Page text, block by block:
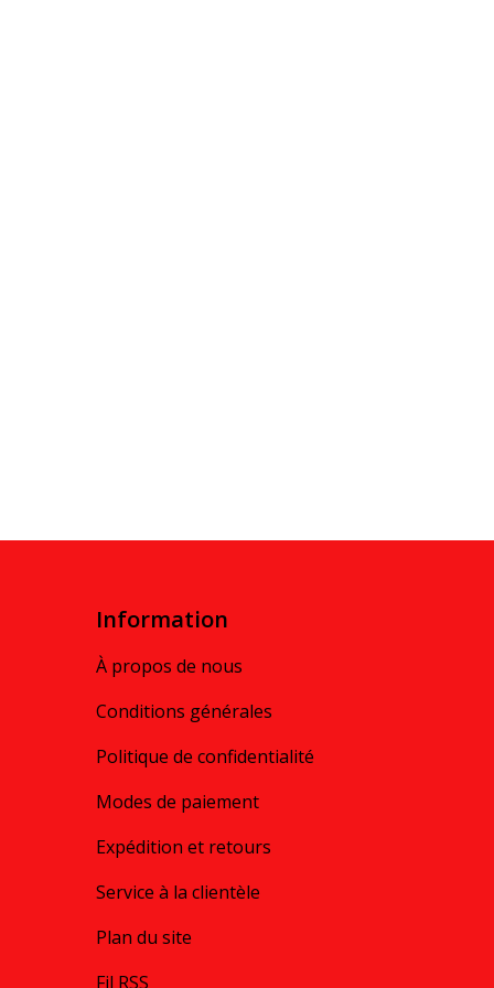
Information
À propos de nous
Conditions générales
Politique de confidentialité
Modes de paiement
Expédition et retours
Service à la clientèle
Plan du site
Fil RSS